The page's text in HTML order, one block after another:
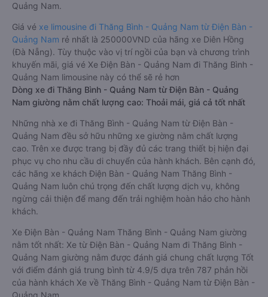
Quảng Nam.
Giá vé xe limousine đi Thăng Bình - Quảng Nam từ Điện Bàn -
Quảng Nam rẻ nhất là 250000VND của hãng xe Diên Hồng
(Đà Nẵng). Tùy thuộc vào vị trí ngồi của bạn và chương trình
khuyến mãi, giá vé Xe Điện Bàn - Quảng Nam đi Thăng Bình -
Quảng Nam limousine này có thể sẽ rẻ hơn
Dòng xe đi Thăng Bình - Quảng Nam từ Điện Bàn - Quảng
Nam giường nằm chất lượng cao: Thoải mái, giá cả tốt nhất
Những nhà xe đi Thăng Bình - Quảng Nam từ Điện Bàn -
Quảng Nam đều sở hữu những xe giường nằm chất lượng
cao. Trên xe được trang bị đầy đủ các trang thiết bị hiện đại
phục vụ cho nhu cầu di chuyển của hành khách. Bên cạnh đó,
các hãng xe khách Điện Bàn - Quảng Nam Thăng Bình -
Quảng Nam luôn chú trọng đến chất lượng dịch vụ, không
ngừng cải thiện để mang đến trải nghiệm hoàn hảo cho hành
khách.
Xe Điện Bàn - Quảng Nam Thăng Bình - Quảng Nam giường
nằm tốt nhất: Xe từ Điện Bàn - Quảng Nam đi Thăng Bình -
Quảng Nam giường nằm được đánh giá chung chất lượng Tốt
với điểm đánh giá trung bình từ 4.9/5 dựa trên 787 phản hồi
của hành khách Xe về Thăng Bình - Quảng Nam từ Điện Bàn -
Quảng Nam.